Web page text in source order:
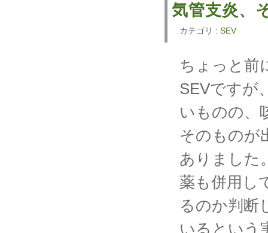
気管支炎、
カテゴリ : SEV
ちょっと前
SEVですが
いものの、
そのものが
ありました
薬も併用し
るのか判断
いるという